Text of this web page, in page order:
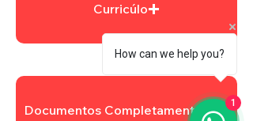
Curricúlo
Documentos Completamentares
How can we help you?
1